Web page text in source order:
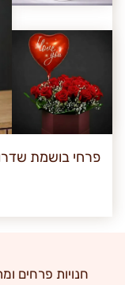
פרחי בושמת
חנויות פרחים